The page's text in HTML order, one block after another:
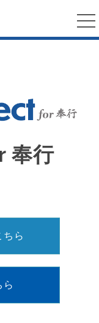
奉行
ちら
ら